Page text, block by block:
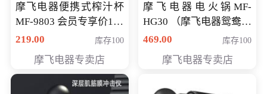
摩飞电器便携式榨汁杯
MF-9803 会员专享价138
元
219.00 库存100
摩飞电器专卖店
摩飞电器电火锅MF-
HG30 （摩飞电器鸳鸯锅
MF-HG30 ） 会员专享价
469.00 库存100
摩飞电器专卖店